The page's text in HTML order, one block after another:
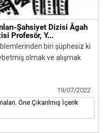
Şahsiyet Dizisi Âgah
Profesör, Y...
biri şüphesiz ki
olmak ve alışmak
19/07/2022
Öne Çıkarılmış İçerik